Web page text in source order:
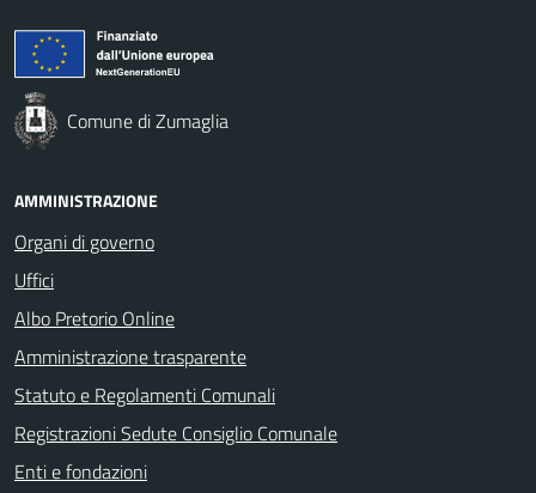
Comune di Zumaglia
AMMINISTRAZIONE
Organi di governo
Uffici
Albo Pretorio Online
Amministrazione trasparente
Statuto e Regolamenti Comunali
Registrazioni Sedute Consiglio Comunale
Enti e fondazioni